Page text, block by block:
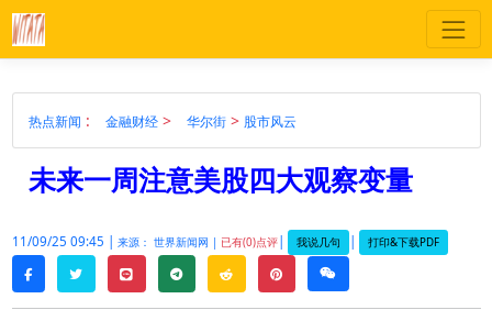
热点新闻 : 金融财经> 华尔街 > 股市风云
未来一周注意美股四大观察变量
11/09/25 09:45 | 来源： 世界新闻网 | 已有(0)点评| 我说几句 | 打印&下载PDF
facebooktwitterline telegramreddit pinterestweixin